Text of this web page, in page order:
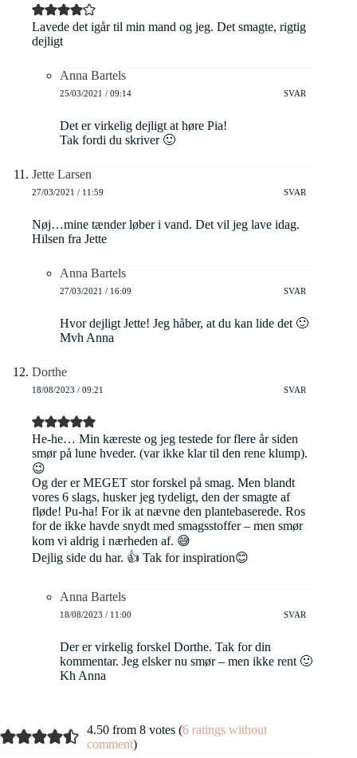
Lavede det igår til min mand og jeg. Det smagte, rigtig
dejligt
Anna Bartels
25/03/2021 / 09:14 SVAR
Det er virkelig dejligt at høre Pia!
Tak fordi du skriver 🙂
Jette Larsen
27/03/2021 / 11:59 SVAR
Nøj…mine tænder løber i vand. Det vil jeg lave idag.
Hilsen fra Jette
Anna Bartels
27/03/2021 / 16:09 SVAR
Hvor dejligt Jette! Jeg håber, at du kan lide det 🙂
Mvh Anna
Dorthe
18/08/2023 / 09:21 SVAR
He-he… Min kæreste og jeg testede for flere år siden
smør på lune hveder. (var ikke klar til den rene klump).
😉
Og der er MEGET stor forskel på smag. Men blandt
vores 6 slags, husker jeg tydeligt, den der smagte af
fløde! Pu-ha! For ik at nævne den plantebaserede. Ros
for de ikke havde snydt med smagsstoffer – men smør
kom vi aldrig i nærheden af. 😅
Dejlig side du har. 👍 Tak for inspiration😊
Anna Bartels
18/08/2023 / 11:00 SVAR
Der er virkelig forskel Dorthe. Tak for din
kommentar. Jeg elsker nu smør – men ikke rent 🙂
Kh Anna
4.50 from 8 votes (6 ratings without
comment)